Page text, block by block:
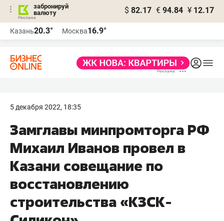
забронируй
валюту
$ 82.17 € 94.84 ¥ 12.17
Казань20.3° Москва16.9°
5 декабря 2022, 18:35
​Замглавы минпромторга РФ
Михаил Иванов провел в
Казани совещание по
восстановлению
строительства «КЗСК-